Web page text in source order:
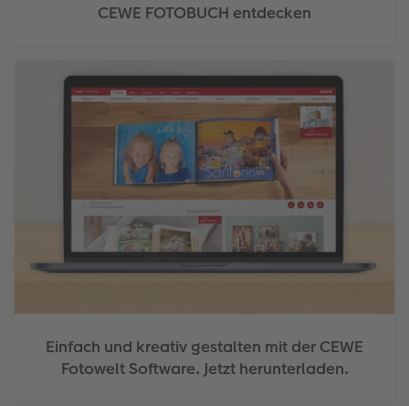
CEWE FOTOBUCH entdecken
Einfach und kreativ gestalten mit der CEWE
Fotowelt Software. Jetzt herunterladen.